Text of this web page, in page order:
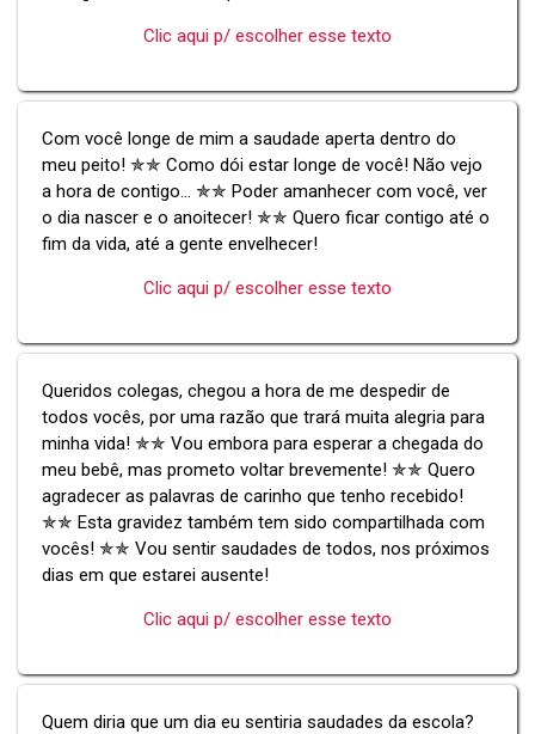
Clic aqui p/ escolher esse texto
Com você longe de mim a saudade aperta dentro do
meu peito! ✯✯ Como dói estar longe de você! Não vejo
a hora de contigo... ✯✯ Poder amanhecer com você, ver
o dia nascer e o anoitecer! ✯✯ Quero ficar contigo até o
fim da vida, até a gente envelhecer!
Clic aqui p/ escolher esse texto
Queridos colegas, chegou a hora de me despedir de
todos vocês, por uma razão que trará muita alegria para
minha vida! ✯✯ Vou embora para esperar a chegada do
meu bebê, mas prometo voltar brevemente! ✯✯ Quero
agradecer as palavras de carinho que tenho recebido!
✯✯ Esta gravidez também tem sido compartilhada com
vocês! ✯✯ Vou sentir saudades de todos, nos próximos
dias em que estarei ausente!
Clic aqui p/ escolher esse texto
Quem diria que um dia eu sentiria saudades da escola?